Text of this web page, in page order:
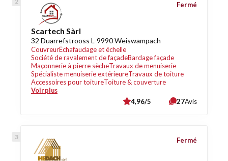
Scartech Sàrl
32 Duarrefstrooss L-9990 Weiswampach
CouvreurÉchafaudage et échelle
Société de ravalement de façadeBardage façade
Maçonnerie à pierre sècheTravaux de menuiserie
Spécialiste menuiserie extérieureTravaux de toiture
Accessoires pour toitureToiture & couverture
Voir plus
Fermé
4,96/5 27Avis
Fermé